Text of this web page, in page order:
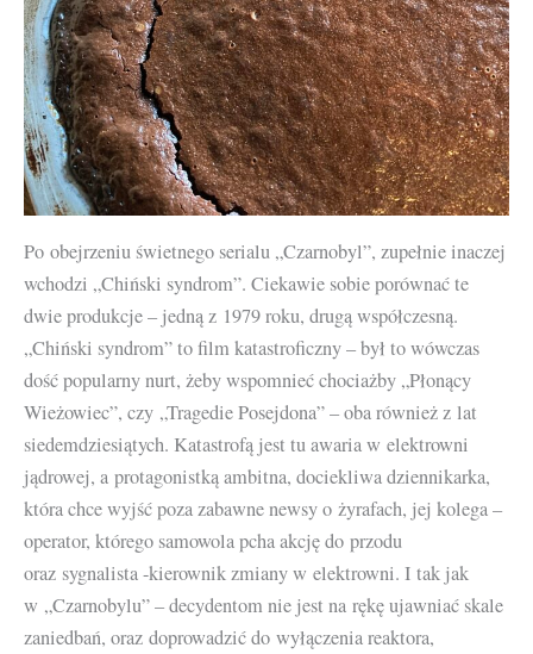
Po obejrzeniu świetnego serialu „Czarnobyl”, zupełnie inaczej
wchodzi „Chiński syndrom”. Ciekawie sobie porównać te
dwie produkcje – jedną z 1979 roku, drugą współczesną.
„Chiński syndrom” to film katastroficzny – był to wówczas
dość popularny nurt, żeby wspomnieć chociażby „Płonący
Wieżowiec”, czy „Tragedie Posejdona” – oba również z lat
siedemdziesiątych. Katastrofą jest tu awaria w elektrowni
jądrowej, a protagonistką ambitna, dociekliwa dziennikarka,
która chce wyjść poza zabawne newsy o żyrafach, jej kolega –
operator, którego samowola pcha akcję do przodu
oraz sygnalista -kierownik zmiany w elektrowni. I tak jak
w „Czarnobylu” – decydentom nie jest na rękę ujawniać skale
zaniedbań, oraz doprowadzić do wyłączenia reaktora,